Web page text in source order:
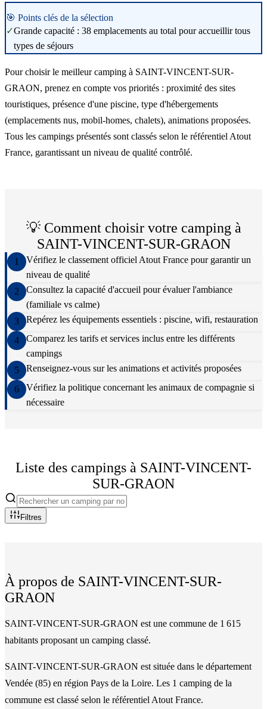
🎯 Points clés de la sélection
✓Grande capacité : 38 emplacements au total pour accueillir tous
types de séjours
Pour choisir le meilleur camping à SAINT-VINCENT-SUR-
GRAON, prenez en compte vos priorités : proximité des sites
touristiques, présence d'une piscine, type d'hébergements
(emplacements nus, mobil-homes, chalets), animations proposées.
Tous les campings présentés sont classés selon le référentiel Atout
France, garantissant un niveau de qualité contrôlé.
💡 Comment choisir votre camping à
SAINT-VINCENT-SUR-GRAON
1
Vérifiez le classement officiel Atout France pour garantir un
niveau de qualité
2
Consultez la capacité d'accueil pour évaluer l'ambiance
(familiale vs calme)
3
Repérez les équipements essentiels : piscine, wifi, restauration
4
Comparez les tarifs et services inclus entre les différents
campings
5
Renseignez-vous sur les animations et activités proposées
6
Vérifiez la politique concernant les animaux de compagnie si
nécessaire
Liste des campings à SAINT-VINCENT-
SUR-GRAON
Filtres
À propos de SAINT-VINCENT-SUR-
GRAON
SAINT-VINCENT-SUR-GRAON est une commune de 1 615
habitants proposant un camping classé.
SAINT-VINCENT-SUR-GRAON est située dans le département
Vendée (85) en région Pays de la Loire. Les 1 camping de la
commune est classé selon le référentiel Atout France.